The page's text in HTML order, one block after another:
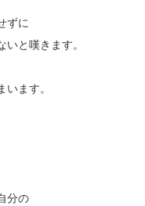
ずに
と嘆きます。
ます。
分の